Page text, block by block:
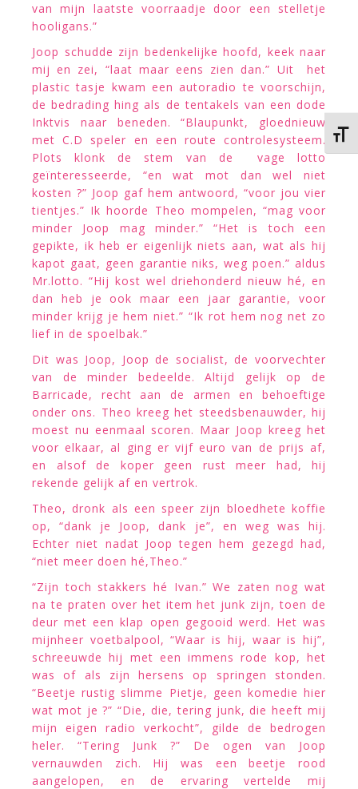
van mijn laatste voorraadje door een stelletje
hooligans.”
Joop schudde zijn bedenkelijke hoofd, keek naar
mij en zei, “laat maar eens zien dan.” Uit het
plastic tasje kwam een autoradio te voorschijn,
de bedrading hing als de tentakels van een dode
Inktvis naar beneden. “Blaupunkt, gloednieuw
met C.D speler en een route controlesysteem.
Plots klonk de stem van de vage lotto
geïnteresseerde, “en wat mot dan wel niet
kosten ?” Joop gaf hem antwoord, “voor jou vier
tientjes.” Ik hoorde Theo mompelen, “mag voor
minder Joop mag minder.” “Het is toch een
gepikte, ik heb er eigenlijk niets aan, wat als hij
kapot gaat, geen garantie niks, weg poen.” aldus
Mr.lotto. “Hij kost wel driehonderd nieuw hé, en
dan heb je ook maar een jaar garantie, voor
minder krijg je hem niet.” “Ik rot hem nog net zo
lief in de spoelbak.”
Dit was Joop, Joop de socialist, de voorvechter
van de minder bedeelde. Altijd gelijk op de
Barricade, recht aan de armen en behoeftige
onder ons. Theo kreeg het steedsbenauwder, hij
moest nu eenmaal scoren. Maar Joop kreeg het
voor elkaar, al ging er vijf euro van de prijs af,
en alsof de koper geen rust meer had, hij
rekende gelijk af en vertrok.
Theo, dronk als een speer zijn bloedhete koffie
op, “dank je Joop, dank je”, en weg was hij.
Echter niet nadat Joop tegen hem gezegd had,
“niet meer doen hé,Theo.”
“Zijn toch stakkers hé Ivan.” We zaten nog wat
na te praten over het item het junk zijn, toen de
deur met een klap open gegooid werd. Het was
mijnheer voetbalpool, “Waar is hij, waar is hij”,
schreeuwde hij met een immens rode kop, het
was of als zijn hersens op springen stonden.
“Beetje rustig slimme Pietje, geen komedie hier
wat mot je ?” “Die, die, tering junk, die heeft mij
mijn eigen radio verkocht”, gilde de bedrogen
heler. “Tering Junk ?” De ogen van Joop
vernauwden zich. Hij was een beetje rood
aangelopen, en de ervaring vertelde mij